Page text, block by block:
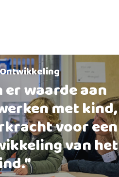
waarde aan
met kind,
voor een
van het